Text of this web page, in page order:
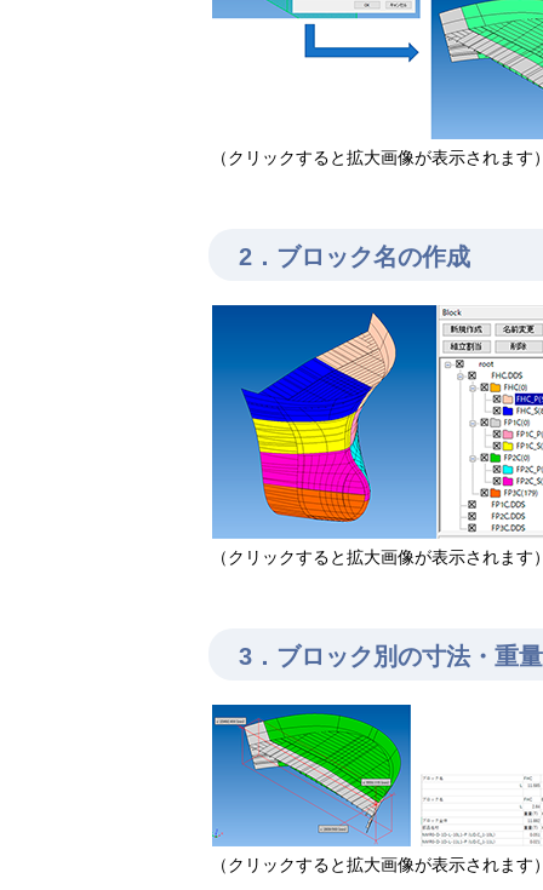
（クリックすると拡大画像が表示されます）
2．ブロック名の作成
（クリックすると拡大画像が表示されます）
3．ブロック別の寸法・重
（クリックすると拡大画像が表示されます）